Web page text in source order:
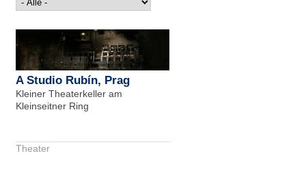
A Studio Rubín, Prag
Kleiner Theaterkeller am
Kleinseitner Ring
Theater